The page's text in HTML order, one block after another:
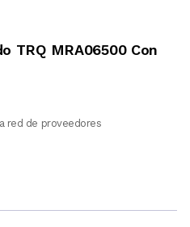
TRQ MRA06500 Con
red de proveedores